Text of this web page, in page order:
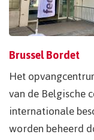
Brussel Bordet
Het
van de Belgische
internationale
worden beheerd